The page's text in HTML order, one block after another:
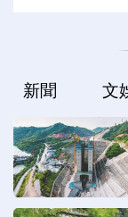
新聞 文